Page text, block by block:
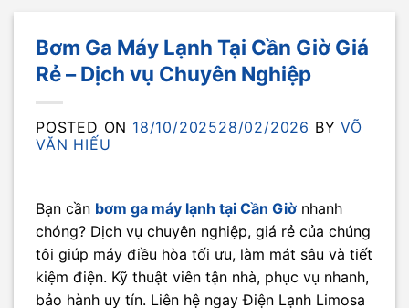
Bơm Ga Máy Lạnh Tại Cần Giờ Giá
Rẻ – Dịch vụ Chuyên Nghiệp
POSTED ON 18/10/202528/02/2026 BYVÕ
VĂN HIẾU
Bạn cần bơm ga máy lạnh tại Cần Giờ nhanh
chóng? Dịch vụ chuyên nghiệp, giá rẻ của chúng
tôi giúp máy điều hòa tối ưu, làm mát sâu và tiết
kiệm điện. Kỹ thuật viên tận nhà, phục vụ nhanh,
bảo hành uy tín. Liên hệ ngay Điện Lạnh Limosa